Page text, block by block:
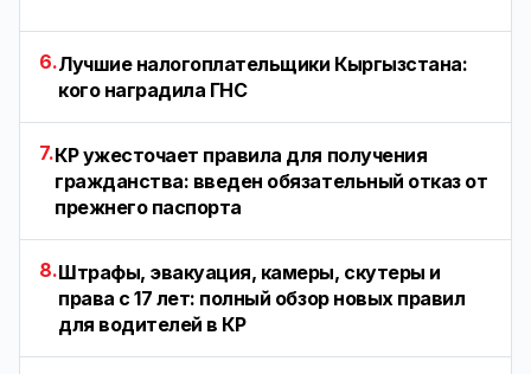
6.Лучшие налогоплательщики Кыргызстана:
кого наградила ГНС
7.КР ужесточает правила для получения
гражданства: введен обязательный отказ от
прежнего паспорта
8.Штрафы, эвакуация, камеры, скутеры и
права с 17 лет: полный обзор новых правил
для водителей в КР